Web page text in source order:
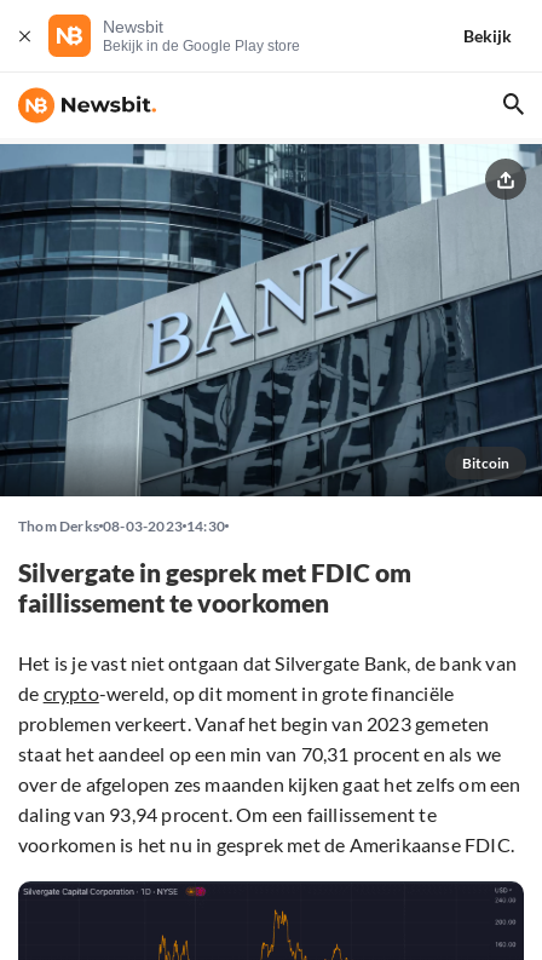
Newsbit
Bekijk in de Google Play store
Bekijk
Bitcoin
Thom Derks 08-03-2023 14:30
Silvergate in gesprek met FDIC om
faillissement te voorkomen
Het is je vast niet ontgaan dat Silvergate Bank, de bank van
de crypto-wereld, op dit moment in grote financiële
problemen verkeert. Vanaf het begin van 2023 gemeten
staat het aandeel op een min van 70,31 procent en als we
over de afgelopen zes maanden kijken gaat het zelfs om een
daling van 93,94 procent. Om een faillissement te
voorkomen is het nu in gesprek met de Amerikaanse FDIC.